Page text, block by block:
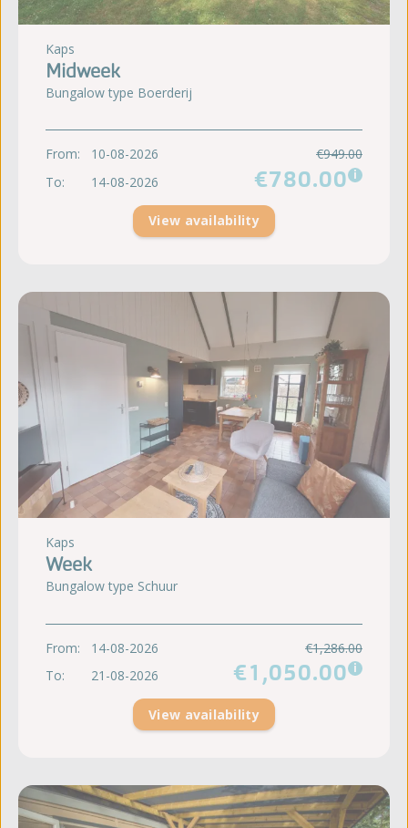
Kaps
Midweek
Bungalow type Boerderij
From: 10-08-2026
€949.00
To:
14-08-2026 €780.00 i
View availability
Kaps
Week
Bungalow type Schuur
From: 14-08-2026
€1,286.00
To:
21-08-2026 €1,050.00 i
View availability